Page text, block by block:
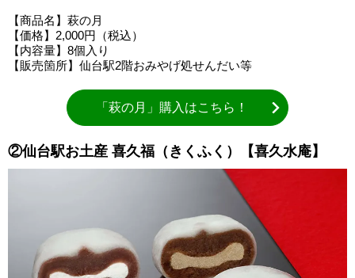
【商品名】萩の月
【価格】2,000円（税込）
【内容量】8個入り
【販売箇所】仙台駅2階おみやげ処せんだい等
「萩の月」購入はこちら！
②仙台駅お土産 喜久福（きくふく）【喜久水庵】